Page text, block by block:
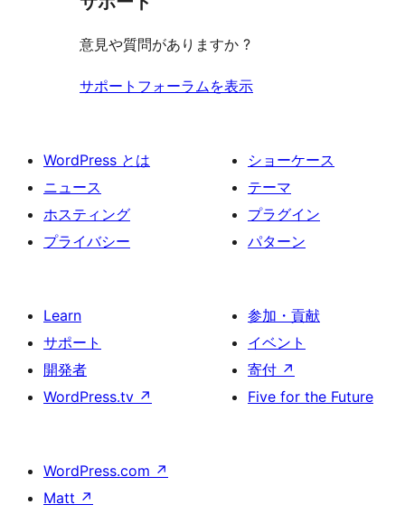
ー
ュ
ー
意見や質問がありますか ?
サポートフォーラムを表示
WordPress とは
ニュース
ホスティング
プライバシー
ショーケース
テーマ
プラグイン
パターン
Learn
サポート
開発者
WordPress.tv ↗
参加・貢献
イベント
寄付 ↗
Five for the Future
WordPress.com ↗
Matt ↗